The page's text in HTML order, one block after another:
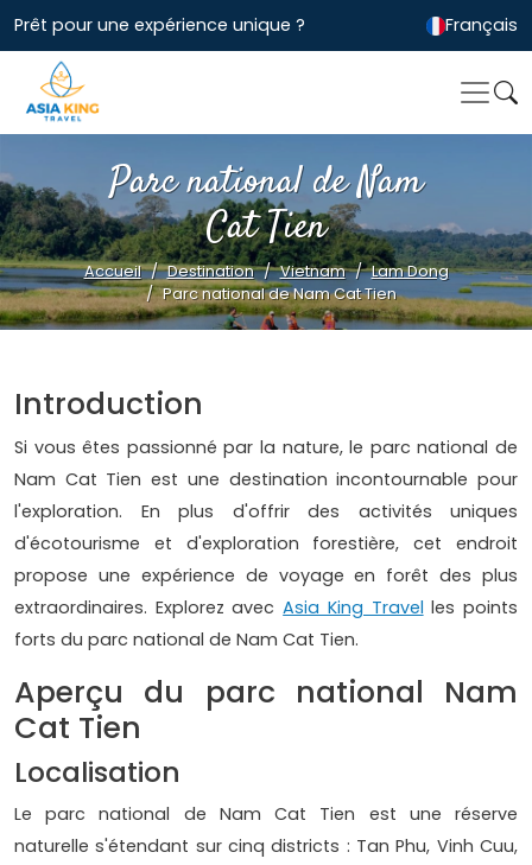
Prêt pour une expérience unique ? Français
Parc national de Nam
Cat Tien
Accueil Destination Vietnam
Lam Dong
Parc national de Nam Cat Tien
Introduction
Si vous êtes passionné par la nature, le parc national de
Nam Cat Tien est une destination incontournable pour
l'exploration. En plus d'offrir des activités uniques
d'écotourisme et d'exploration forestière, cet endroit
propose une expérience de voyage en forêt des plus
extraordinaires. Explorez avecAsia King Travel les points
forts du parc national de Nam Cat Tien.
Aperçu du parc national Nam
Cat Tien
Localisation
Le parc national de Nam Cat Tien est une réserve
naturelle s'étendant sur cinq districts : Tan Phu, Vinh Cuu,